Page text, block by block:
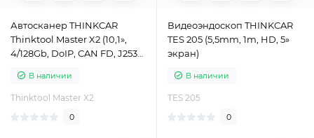
Автосканер THINKCAR
Thinktool Master X2 (10,1»,
4/128Gb, DoIP, CAN FD, J2534,
программирование)
В наличии
Thinktool Master X2
0
Видеоэндоскоп THINKCAR
TES 205 (5,5mm, 1m, HD, 5»
экран)
В наличии
TES 205
0